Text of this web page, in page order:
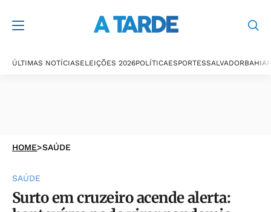
ÚLTIMAS NOTÍCIASELEIÇÕES 2026POLÍTICAESPORTESSALVADORBAHIA
HOME>SAÚDE
SAÚDE
Surto em cruzeiro acende alerta: